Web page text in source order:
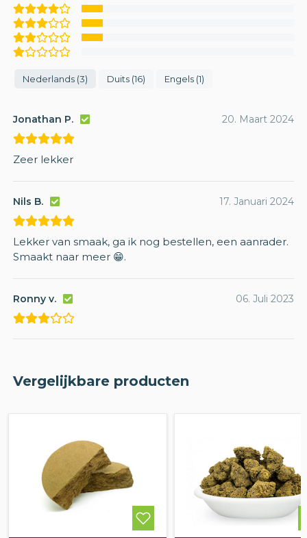
Nederlands (3) Duits (16) Engels (1)
Jonathan P. 20. Maart 2024
Zeer lekker
Nils B. 17. Januari 2024
Lekker van smaak, ga ik nog bestellen, een aanrader.
Smaakt naar meer 😁.
Ronny v. 06. Juli 2023
Vergelijkbare producten